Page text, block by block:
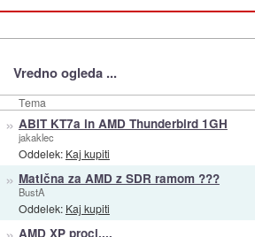
Vredno ogleda ...
Tema
» ABIT KT7a in AMD Thunderbird 1GH
jakaklec
Oddelek: Kaj kupiti
» Matična za AMD z SDR ramom ???
BustA
Oddelek: Kaj kupiti
AMD XP proci,...